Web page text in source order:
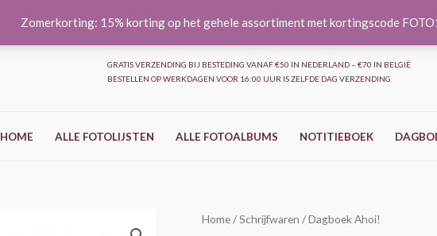
Zomerkorting: 15% korting op het gehele assortiment met kortingscode
GRATIS VERZENDING BIJ BESTEDING VANAF €50 IN NEDERLAND – €70 IN BELGIË
BESTELLEN OP WERKDAGEN VOOR 16:00 UUR IS ZELFDE DAG VERZENDING
HOME ALLE FOTOLIJSTEN ALLE FOTOALBUMS NOTITIEBOEK
Home/Schrijfwaren / Dagboek Ahoi!
Dagboek